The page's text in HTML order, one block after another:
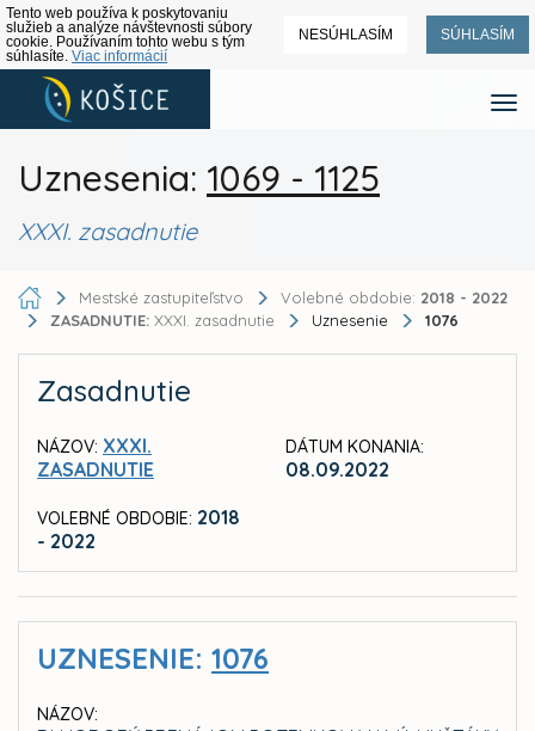
Tento web používa k poskytovaniu
služieb a analýze návštevnosti súbory
cookie. Používaním tohto webu s tým
súhlasíte. Viac informácií
NESÚHLASÍM SÚHLASÍM
Uznesenia: 1069 - 1125
XXXI. zasadnutie
Mestské zastupiteľstvo Volebné obdobie: 2018 - 2022
ZASADNUTIE: XXXI. zasadnutie Uznesenie 1076
Zasadnutie
NÁZOV: XXXI.
ZASADNUTIE
VOLEBNÉ OBDOBIE: 2018
- 2022
DÁTUM KONANIA:
08.09.2022
UZNESENIE: 1076
NÁZOV: